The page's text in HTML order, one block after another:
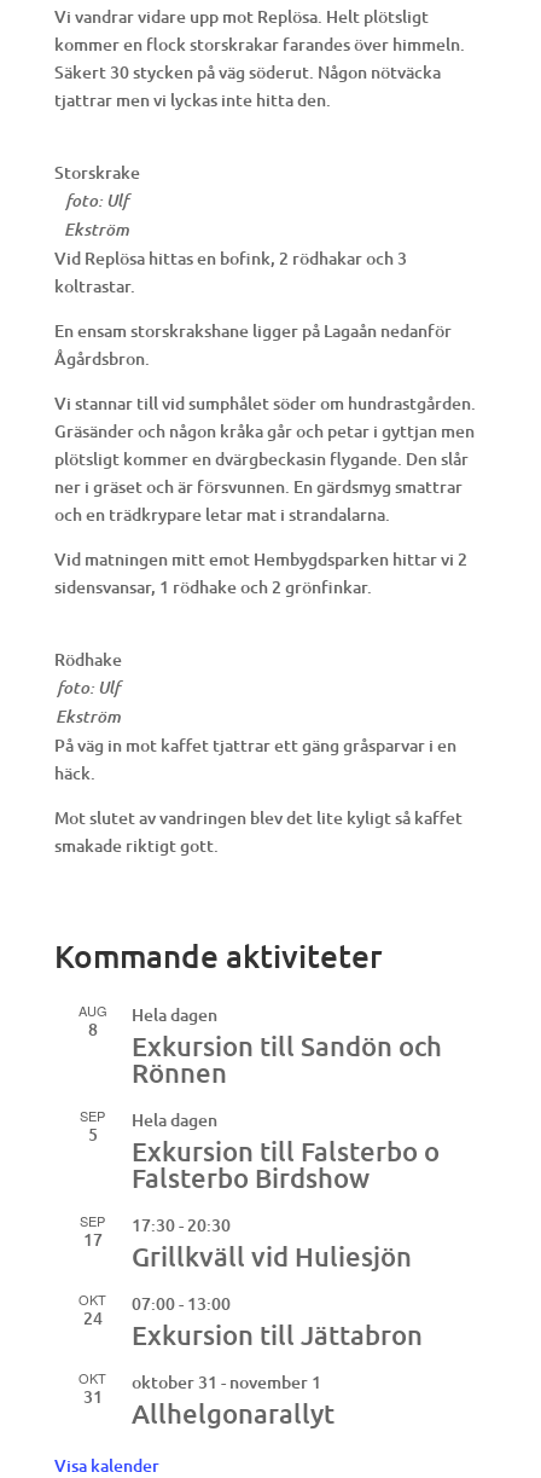
Vi vandrar vidare upp mot Replösa. Helt plötsligt
kommer en flock storskrakar farandes över himmeln.
Säkert 30 stycken på väg söderut. Någon nötväcka
tjattrar men vi lyckas inte hitta den.
Storskrake
foto: Ulf
Ekström
Vid Replösa hittas en bofink, 2 rödhakar och 3
koltrastar.
En ensam storskrakshane ligger på Lagaån nedanför
Ågårdsbron.
Vi stannar till vid sumphåletsöder om hundrastgården.
Gräsänder och någon kråka går och petar i gyttjan men
plötsligt kommer en dvärgbeckasin flygande. Den slår
ner i gräset och är försvunnen. En gärdsmyg smattrar
och en trädkrypare letar mat i strandalarna.
Vid matningen mitt emot Hembygdsparken hittar vi 2
sidensvansar, 1 rödhake och 2 grönfinkar.
Rödhake
foto: Ulf
Ekström
På väg in mot kaffet tjattrar ett gäng gråsparvar i en
häck.
Mot slutet av vandringen blev det lite kyligt så kaffet
smakade riktigt gott.
Kommande aktiviteter
AUG
8
Hela dagen
Exkursion till Sandön och
Rönnen
SEP
5
Hela dagen
Exkursion till Falsterbo o
Falsterbo Birdshow
SEP
17
17:30- 20:30
Grillkväll vid Huliesjön
OKT
24
07:00- 13:00
Exkursion till Jättabron
OKT
31
oktober 31 - november 1
Allhelgonarallyt
Visa kalender